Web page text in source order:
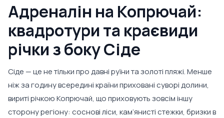
Адреналін на Копрючай:
квадротури та краєвиди
річки з боку Сіде
Сіде — це не тільки про давні руїни та золоті пляжі. Менше
ніж за годину всередині країни приховані суворі долини,
вириті річкою Копрючай, що приховують зовсім іншу
сторону регіону: соснові ліси, кам’янисті стежки, бризки в